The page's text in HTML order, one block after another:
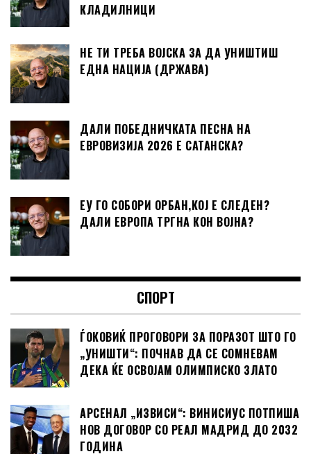
КЛАДИЛНИЦИ
НЕ ТИ ТРЕБА ВОЈСКА ЗА ДА УНИШТИШ
ЕДНА НАЦИЈА (ДРЖАВА)
ДАЛИ ПОБЕДНИЧКАТА ПЕСНА НА
ЕВРОВИЗИЈА 2026 Е САТАНСКА?
ЕУ ГО СОБОРИ ОРБАН,КОЈ Е СЛЕДЕН?
ДАЛИ ЕВРОПА ТРГНА КОН ВОЈНА?
СПОРТ
ЃОКОВИЌ ПРОГОВОРИ ЗА ПОРАЗОТ ШТО ГО
„УНИШТИ“: ПОЧНАВ ДА СЕ СОМНЕВАМ
ДЕКА ЌЕ ОСВОЈАМ ОЛИМПИСКО ЗЛАТО
АРСЕНАЛ „ИЗВИСИ“: ВИНИСИУС ПОТПИША
НОВ ДОГОВОР СО РЕАЛ МАДРИД ДО 2032
ГОДИНА